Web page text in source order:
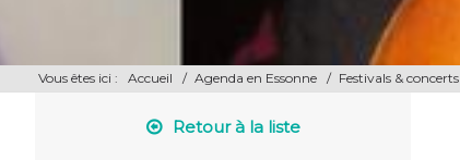
Vous êtes ici : Accueil / Agenda en Essonne / Festivals & concerts
Retour à la liste